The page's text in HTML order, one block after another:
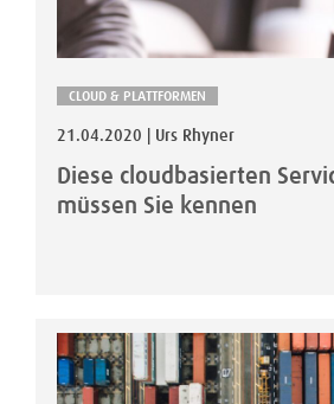
CLOUD & PLATTFORMEN
21.04.2020 | Urs Rhyner
Diese cloudbasierten
müssen Sie kennen